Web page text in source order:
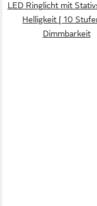
LED Ringlicht mit
Helligkeit [ 10
Dimmbarkeit